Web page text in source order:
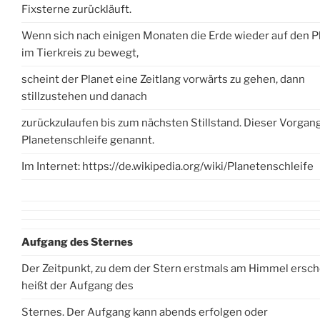
Fixsterne zurückläuft.
Wenn sich nach einigen Monaten die Erde wieder auf den
im Tierkreis zu bewegt,
scheint der Planet eine Zeitlang vorwärts zu gehen, dann
stillzustehen und danach
zurückzulaufen bis zum nächsten Stillstand. Dieser
Planetenschleife genannt.
Im Internet: https://de.wikipedia.org/wiki/Planetenschleife
Aufgang des Sternes
Der Zeitpunkt, zu dem der Stern erstmals am Himmel
heißt der Aufgang des
Sternes. Der Aufgang kann abends erfolgen oder